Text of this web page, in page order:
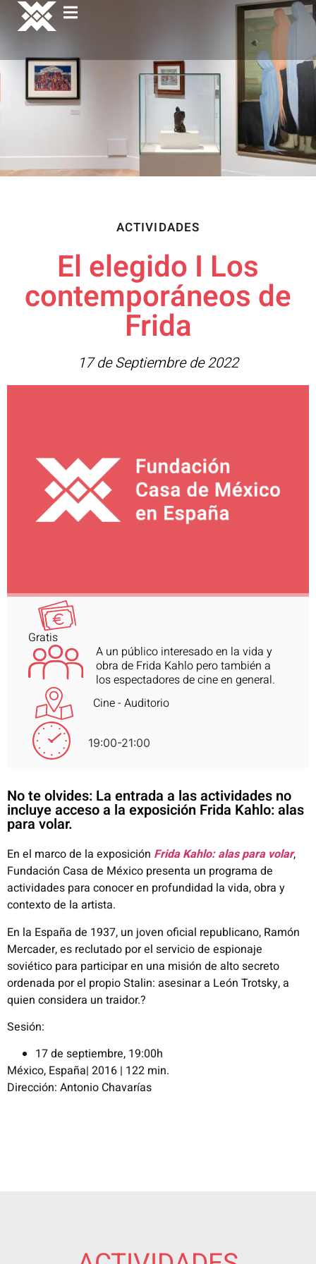
ACTIVIDADES
El elegido I Los
contemporáneos de
Frida
17 de Septiembre de 2022
Gratis
A un público interesado en la vida y
obra de Frida Kahlo pero también a
los espectadores de cine en general.
Cine - Auditorio
19:00-21:00
No te olvides: La entrada a las actividades no
incluye acceso a la exposición Frida Kahlo: alas
para volar.
En el marco de la exposición Frida Kahlo: alas para volar,
Fundación Casa de México presenta un programa de
actividades para conocer en profundidad la vida, obra y
contexto de la artista.
En la España de 1937, un joven oficial republicano, Ramón
Mercader, es reclutado por el servicio de espionaje
soviético para participar en una misión de alto secreto
ordenada por el propio Stalin: asesinar a León Trotsky, a
quien considera un traidor.?
Sesión:
17 de septiembre, 19:00h
México, España| 2016 | 122 min.
Dirección: Antonio Chavarías